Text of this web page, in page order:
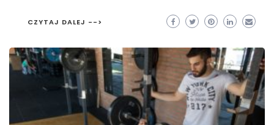
CZYTAJ DALEJ -->